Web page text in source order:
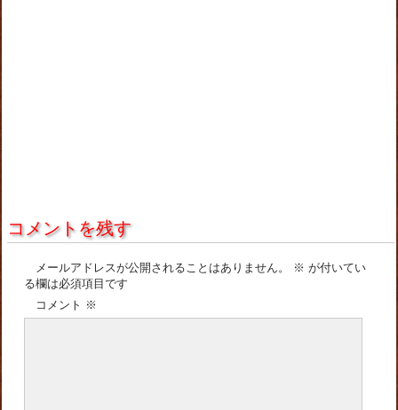
コメントを残す
メールアドレスが公開されることはありません。 ※ が付いてい
る欄は必須項目です
コメント ※